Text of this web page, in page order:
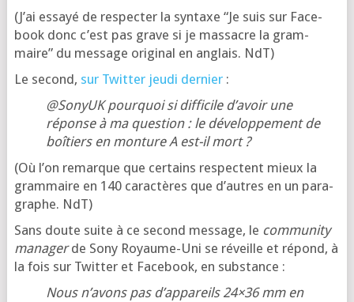
(J’ai essayé de res­pec­ter la syn­taxe “Je suis sur Face­
book donc c’est pas grave si je mas­sacre la gram­
maire” du mes­sage ori­gi­nal en anglais. NdT)
Le second, sur Twit­ter jeu­di der­nier:
@SonyUK pour­quoi si dif­fi­cile d’a­voir une
réponse à ma ques­tion : le déve­lop­pe­ment de
boî­tiers en mon­ture A est-il mort ?
(Où l’on remarque que cer­tains res­pectent mieux la
gram­maire en 140 carac­tères que d’autres en un para­
graphe. NdT)
Sans doute suite à ce second mes­sage, le com­mu­ni­ty
mana­gerde Sony Royaume-Uni se réveille et répond, à
la fois sur Twit­ter et Face­book, en substance :
Nous n’a­vons pas d’ap­pa­reils 24×36 mm en